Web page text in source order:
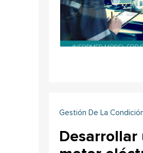
Gestión De La